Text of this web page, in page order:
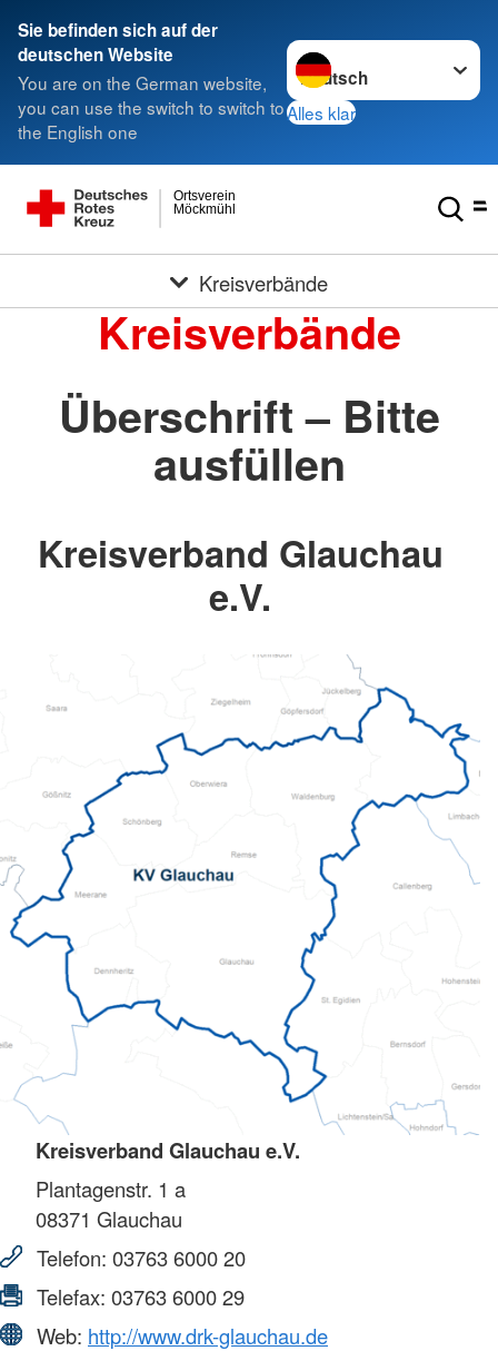
Sie befinden sich auf der
deutschen Website
You are on the German website,
you can use the switch to switch to
the English one
Sprache wechseln zu
Alles klar
Möckmühl
Ortsverein
Kreisverbände
Kreisverbände
Überschrift – Bitte
ausfüllen
Kreisverband Glauchau
e.V.
Kreisverband Glauchau e.V.
Plantagenstr. 1 a
08371 Glauchau
Telefon: 03763 6000 20
Telefax: 03763 6000 29
Web: http://www.drk-glauchau.de